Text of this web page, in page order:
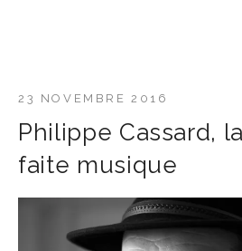
Philippe Cassard,
faite musique
23 NOVEMBRE 2016